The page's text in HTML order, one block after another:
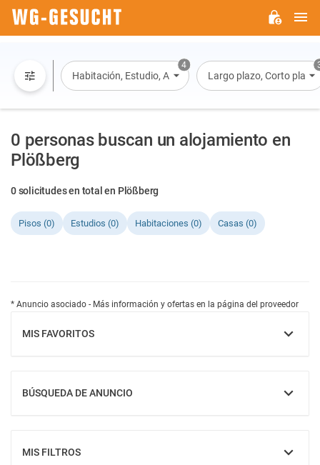
4
Habitación, Estudio, Apartamento, CasaLargo plazo, Corto
0 personas buscan un alojamiento en
Plößberg
0 solicitudes en total en Plößberg
Pisos (0) Estudios (0) Habitaciones (0) Casas (0)
* Anuncio asociado - Más información y ofertas en la página del proveedor
MIS FAVORITOS
MOSTRAR
BÚSQUEDA DE ANUNCIO
MOSTRAR
MIS FILTROS
MOSTRAR